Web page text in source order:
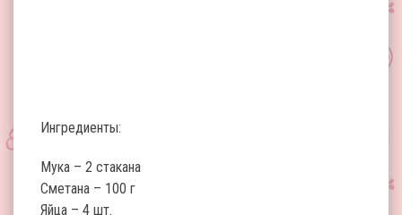
Ингредиенты:
Мука – 2 стакана
Сметана – 100 г
Яйца – 4 шт.